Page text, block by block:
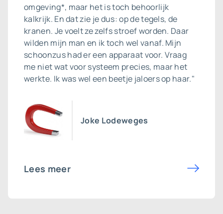
omgeving*, maar het is toch behoorlijk
kalkrijk. En dat zie je dus: op de tegels, de
kranen. Je voelt ze zelfs stroef worden. Daar
wilden mijn man en ik toch wel vanaf. Mijn
schoonzus had er een apparaat voor. Vraag
me niet wat voor systeem precies, maar het
werkte. Ik was wel een beetje jaloers op haar."
Joke Lodeweges
Lees meer